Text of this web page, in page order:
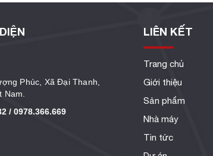
Phúc, Xã Đại Thanh,
Nam.
/ 0978.366.669
LIÊN KẾT
Trang chủ
Giới thiệu
Sản phẩm
Nhà máy
Tin tức